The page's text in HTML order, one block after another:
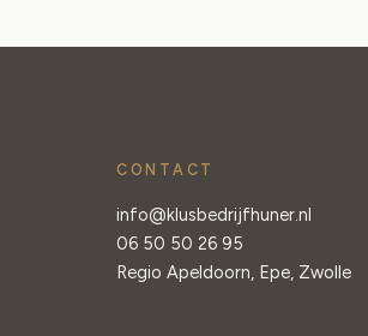
CONTACT
info@klusbedrijfhuner.nl
06 50 50 26 95
Regio Apeldoorn, Epe, Zwolle